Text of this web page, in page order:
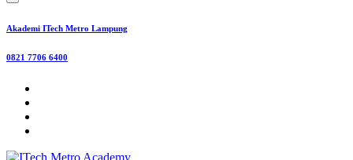
Akademi ITech Metro Lampung
0821 7706 6400